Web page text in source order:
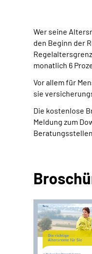
Wer seine
den Beginn der
monatlich 6
Vor allem für
sie
Die kostenlose
Meldung zum